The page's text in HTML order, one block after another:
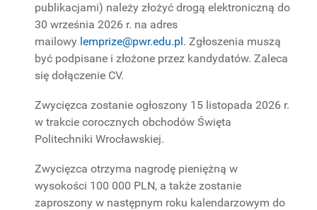
publikacjami) należy złożyć drogą elektroniczną do
30 września 2026 r. na adres
mailowy lemprize@pwr.edu.pl . Zgłoszenia muszą
być podpisane i złożone przez kandydatów. Zaleca
się dołączenie CV.
Zwycięzca zostanie ogłoszony 15 listopada 2026 r.
w trakcie corocznych obchodów Święta
Politechniki Wrocławskiej.
Zwycięzca otrzyma nagrodę pieniężną w
wysokości 100 000 PLN, a także zostanie
zaproszony w następnym roku kalendarzowym do